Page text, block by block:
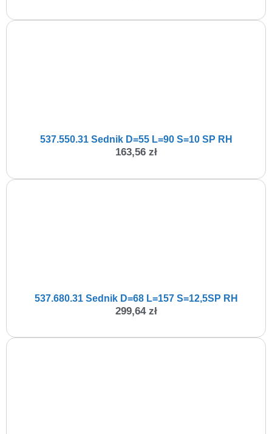
537.550.31 Sednik D=55 L=90 S=10 SP RH
163,56 zł
537.680.31 Sednik D=68 L=157 S=12,5SP RH
299,64 zł